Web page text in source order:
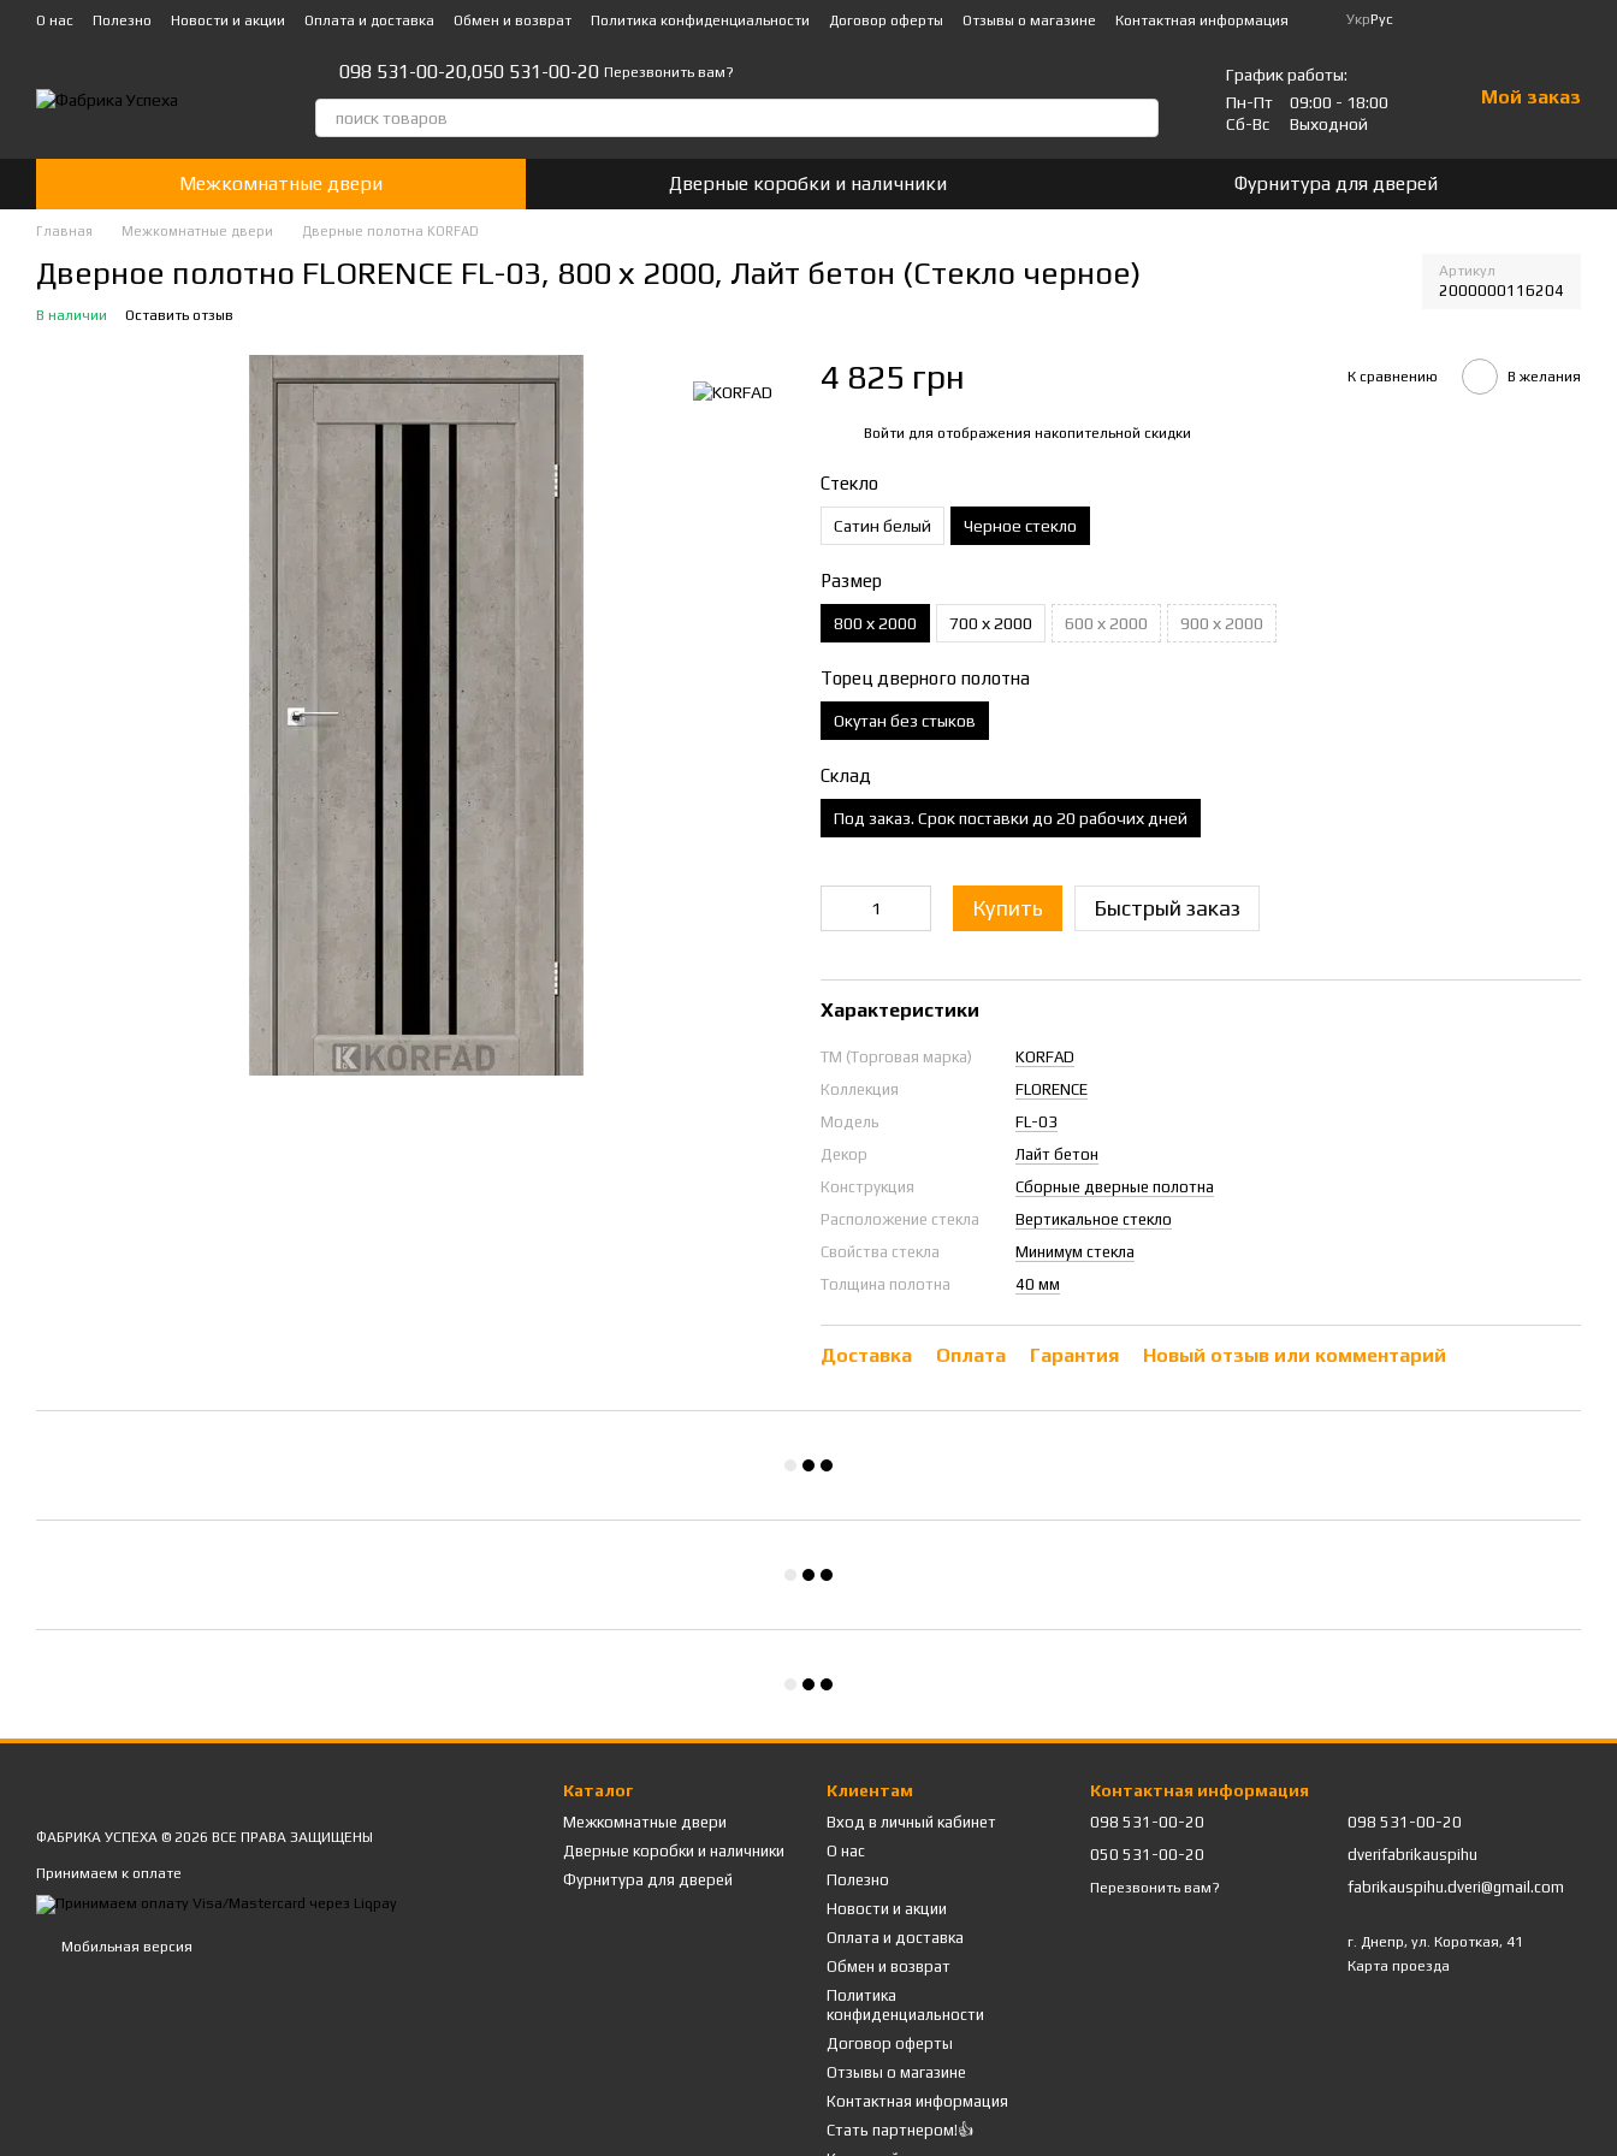
Перейти к основному контенту
О нас Полезно Новости и акции Оплата и доставка Обмен и возврат Политика конфиденциальности Договор оферты Отзывы о магазине
Контактная информация
УкрРус
098 531-00-20,050 531-00-20 Перезвонить вам?
График работы:
Пн-Пт
09:00 - 18:00
Сб-Вс
Выходной
Мой заказ
Межкомнатные двери Дверные коробки и наличники Фурнитура для дверей
Главная Межкомнатные двери Дверные полотна KORFAD
Дверное полотно FLORENCE FL-03, 800 х 2000, Лайт бетон (Стекло черное) Артикул
2000000116204
В наличии Оставить отзыв
4 825 грн К сравнению В желания
Войти для отображения накопительной скидки
Стекло
Сатин белый Черное стекло
Размер
800 х 2000 700 х 2000 600 х 2000 900 х 2000
Торец дверного полотна
Окутан без стыков
Склад
Под заказ. Срок поставки до 20 рабочих дней
Купить Быстрый заказ
Характеристики
ТМ (Торговая марка)
KORFAD
Коллекция
FLORENCE
Модель
FL-03
Декор
Лайт бетон
Конструкция
Сборные дверные полотна
Расположение стекла
Вертикальное стекло
Свойства стекла
Минимум стекла
Толщина полотна
40 мм
Доставка Оплата Гарантия Новый отзыв или комментарий
ФАБРИКА УСПЕХА © 2026 ВСЕ ПРАВА ЗАЩИЩЕНЫ
Принимаем к оплате
Мобильная версия
Каталог
Межкомнатные двери
Дверные коробки и наличники
Фурнитура для дверей
Клиентам
Вход в личный кабинет
О нас
Полезно
Новости и акции
Оплата и доставка
Обмен и возврат
Политика
конфиденциальности
Договор оферты
Отзывы о магазине
Контактная информация
Стать партнером!👍
Контактная информация
098 531-00-20
050 531-00-20
Перезвонить вам?
098 531-00-20
dverifabrikauspihu
fabrikauspihu.dveri@gmail.com
г. Днепр, ул. Короткая, 41
Карта проезда